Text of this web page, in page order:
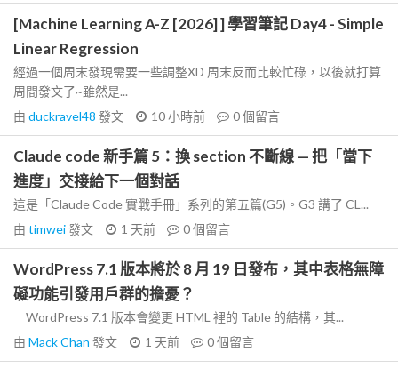
[Machine Learning A-Z [2026] ] 學習筆記 Day4 - Simple
Linear Regression
經過一個周末發現需要一些調整XD 周末反而比較忙碌，以後就打算
周間發文了~雖然是...
由 duckravel48 發文 10 小時前 0個留言
Claude code 新手篇 5：換 section 不斷線 — 把「當下
進度」交接給下一個對話
這是「Claude Code 實戰手冊」系列的第五篇(G5)。G3 講了 CL...
由 timwei發文 1 天前 0個留言
WordPress 7.1 版本將於 8 月 19 日發布，其中表格無障
礙功能引發用戶群的擔憂？
WordPress 7.1 版本會變更 HTML 裡的 Table 的結構，其...
由 Mack Chan 發文 1 天前 0個留言